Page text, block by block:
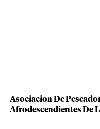
Asociacion De
Afrodescendientes De